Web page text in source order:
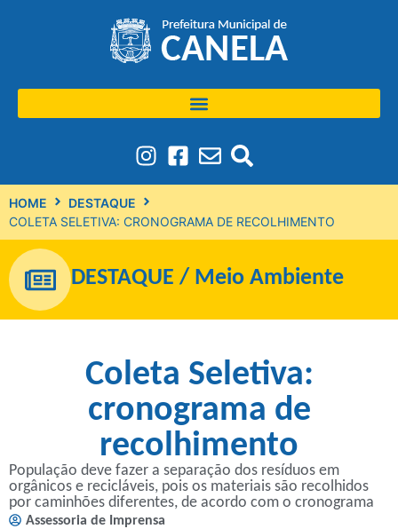
HOME
DESTAQUE
COLETA SELETIVA: CRONOGRAMA DE RECOLHIMENTO
DESTAQUE /Meio Ambiente
Coleta Seletiva:
cronograma de
recolhimento
População deve fazer a separação dos resíduos em
orgânicos e recicláveis, pois os materiais são recolhidos
por caminhões diferentes, de acordo com o cronograma
Assessoria de Imprensa